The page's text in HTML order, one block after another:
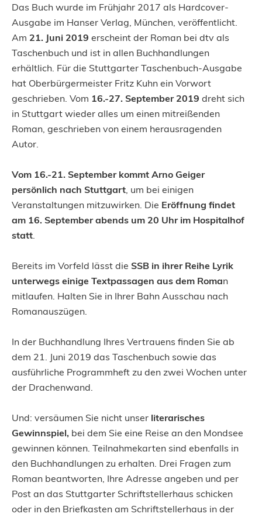
Das Buch wurde im Frühjahr 2017 als Hardcover-
Ausgabe im Hanser Verlag, München, veröffentlicht.
Am 21. Juni 2019 erscheint der Roman bei dtv als
Taschenbuch und ist in allen Buchhandlungen
erhältlich. Für die Stuttgarter Taschenbuch-Ausgabe
hat Oberbürgermeister Fritz Kuhn ein Vorwort
geschrieben. Vom 16.-27. September 2019 dreht sich
in Stuttgart wieder alles um einen mitreißenden
Roman, geschrieben von einem herausragenden
Autor.
Vom 16.-21. September kommt Arno Geiger
persönlich nach Stuttgart , um bei einigen
Veranstaltungen mitzuwirken. Die Eröffnung findet
am 16. September abends um 20 Uhr im Hospitalhof
statt
Bereits im Vorfeld lässt die SSB in ihrer Reihe Lyrik
unterwegs einige Textpassagen aus dem Roman
mitlaufen. Halten Sie in Ihrer Bahn Ausschau nach
Romanauszügen.
In der Buchhandlung Ihres Vertrauens finden Sie ab
dem 21. Juni 2019 das Taschenbuch sowie das
ausführliche Programmheft zu den zwei Wochen unter
der Drachenwand.
Und: versäumen Sie nicht unser literarisches
Gewinnspiel, bei dem Sie eine Reise an den Mondsee
gewinnen können. Teilnahmekarten sind ebenfalls in
den Buchhandlungen zu erhalten. Drei Fragen zum
Roman beantworten, Ihre Adresse angeben und per
Post an das Stuttgarter Schriftstellerhaus schicken
oder in den Briefkasten am Schriftstellerhaus in der